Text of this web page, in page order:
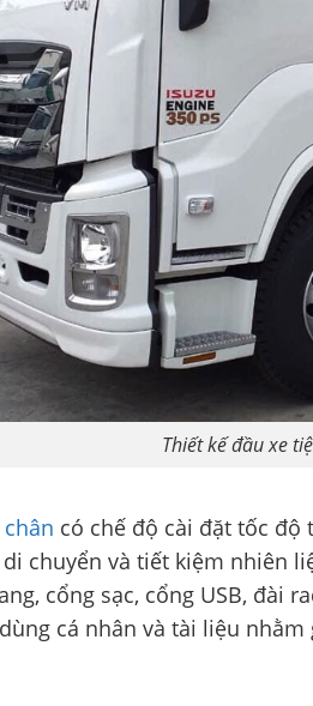
Thiết kế đầu xe
có chế độ cài đặt tốc
chuyển và tiết kiệm nhiên
cổng sạc, cổng USB, đài
cá nhân và tài liệu